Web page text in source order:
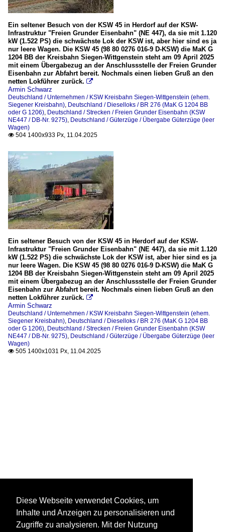
Ein seltener Besuch von der KSW 45 in Herdorf auf der KSW-
Infrastruktur "Freien Grunder Eisenbahn" (NE 447), da sie mit 1.120
kW (1.522 PS) die schwächste Lok der KSW ist, aber hier sind es ja
nur leere Wagen. Die KSW 45 (98 80 0276 016-9 D-KSW) die MaK G
1204 BB der Kreisbahn Siegen-Wittgenstein steht am 09 April 2025
mit einem Übergabezug an der Anschlussstelle der Freien Grunder
Eisenbahn zur Abfahrt bereit. Nochmals einen lieben Gruß an den
netten Lokführer zurück. 
Armin Schwarz
Deutschland / Unternehmen / KSW Kreisbahn Siegen-Wittgenstein (ehem.
Siegener Kreisbahn), Deutschland / Dieselloks / BR 276 (MaK G 1204 BB
oder G 1206), Deutschland / Strecken / Freien Grunder Eisenbahn (KSW
NE447 / DB-Nr. 9275), Deutschland / Güterzüge / Übergabe Güterzüge (leer
Wagen)
 504 1400x933 Px, 11.04.2025
Ein seltener Besuch von der KSW 45 in Herdorf auf der KSW-
Infrastruktur "Freien Grunder Eisenbahn" (NE 447), da sie mit 1.120
kW (1.522 PS) die schwächste Lok der KSW ist, aber hier sind es ja
nur leere Wagen. Die KSW 45 (98 80 0276 016-9 D-KSW) die MaK G
1204 BB der Kreisbahn Siegen-Wittgenstein steht am 09 April 2025
mit einem Übergabezug an der Anschlussstelle der Freien Grunder
Eisenbahn zur Abfahrt bereit. Nochmals einen lieben Gruß an den
netten Lokführer zurück. 
Armin Schwarz
Deutschland / Unternehmen / KSW Kreisbahn Siegen-Wittgenstein (ehem.
Siegener Kreisbahn), Deutschland / Dieselloks / BR 276 (MaK G 1204 BB
oder G 1206), Deutschland / Strecken / Freien Grunder Eisenbahn (KSW
NE447 / DB-Nr. 9275), Deutschland / Güterzüge / Übergabe Güterzüge (leer
Wagen)
 505 1400x1031 Px, 11.04.2025
Diese Webseite verwendet Cookies, um
Inhalte und Anzeigen zu personalisieren und
Zugriffe zu analysieren. Mit der Nutzung